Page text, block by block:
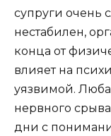
супруги очень
нестабилен,
конца от
влияет на
уязвимой.
нервного
дни с